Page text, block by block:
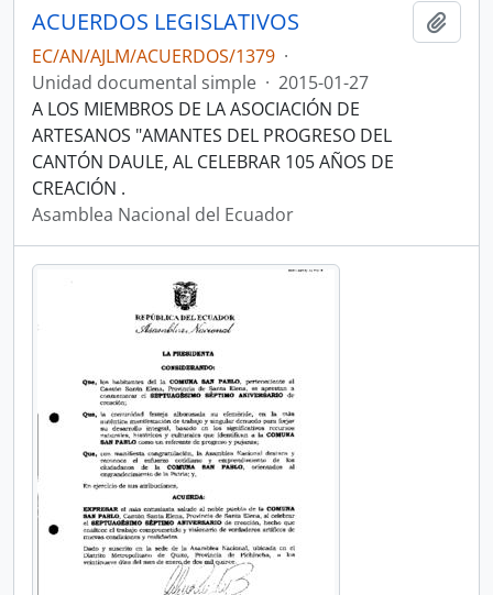
ACUERDOS LEGISLATIVOS
EC/AN/AJLM/ACUERDOS/1379 ·
Unidad documental simple · 2015-01-27
A LOS MIEMBROS DE LA ASOCIACIÓN DE
ARTESANOS "AMANTES DEL PROGRESO DEL
CANTÓN DAULE, AL CELEBRAR 105 AÑOS DE
CREACIÓN .
Asamblea Nacional del Ecuador